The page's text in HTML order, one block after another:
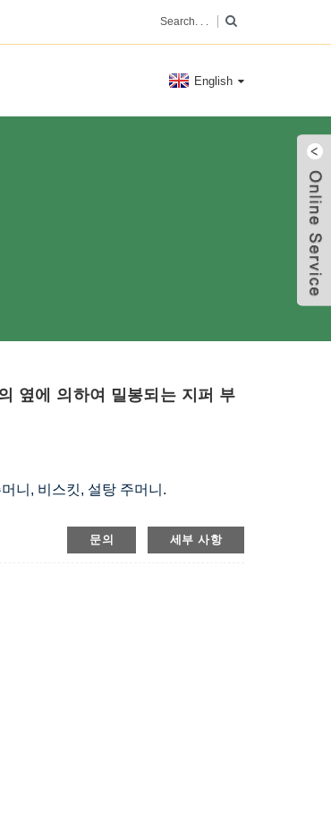
English
옆에 의하여 밀봉되는 지퍼 부
니, 비스킷, 설탕 주머니.
문의 세부 사항